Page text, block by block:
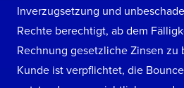
Inverzugsetzung und
Rechte berechtigt, ab dem
Rechnung gesetzliche Zinsen zu
Kunde ist verpflichtet, die